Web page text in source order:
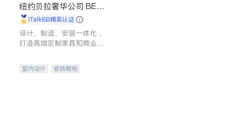
纽约贝拉奢华公司 BELL
A LUXE
iTalkBB精英认证
设计、制造、安装一体化，
打造高端定制家具和商业空
室内设计
瓷砖橱柜